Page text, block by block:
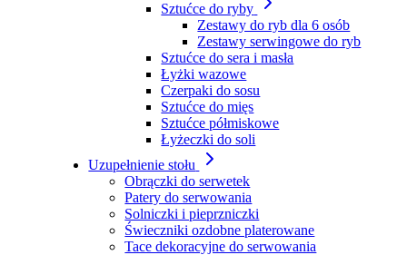
Sztućce do ryby
Zestawy do ryb dla 6 osób
Zestawy serwingowe do ryb
Sztućce do sera i masła
Łyżki wazowe
Czerpaki do sosu
Sztućce do mięs
Sztućce półmiskowe
Łyżeczki do soli
Uzupełnienie stołu
Obrączki do serwetek
Patery do serwowania
Solniczki i pieprzniczki
Świeczniki ozdobne platerowane
Tace dekoracyjne do serwowania